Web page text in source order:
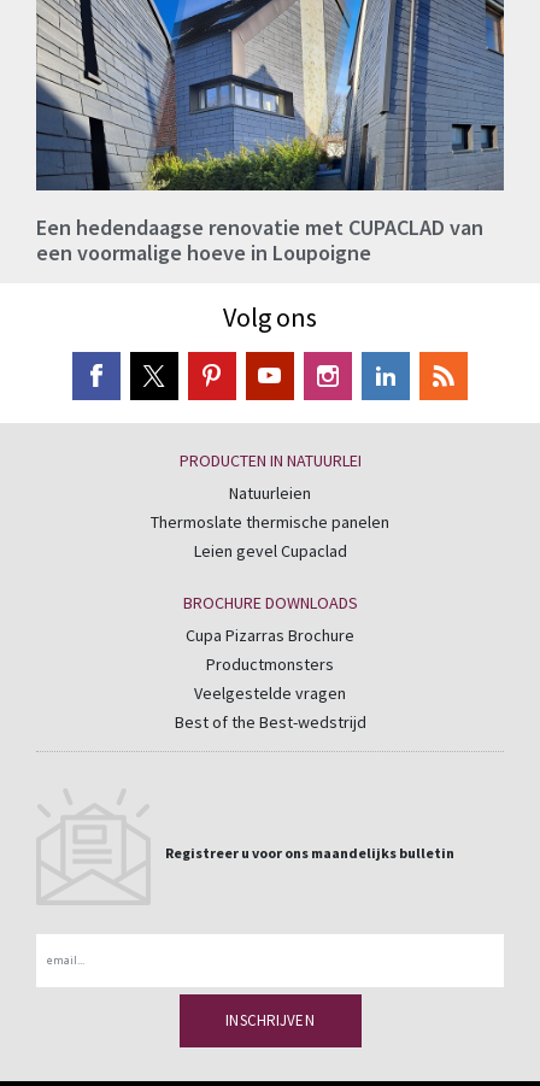
Een hedendaagse renovatie met CUPACLAD van
een voormalige hoeve in Loupoigne
Volg ons
PRODUCTEN IN NATUURLEI
Natuurleien
Thermoslate thermische panelen
Leien gevel Cupaclad
BROCHURE DOWNLOADS
Cupa Pizarras Brochure
Productmonsters
Veelgestelde vragen
Best of the Best-wedstrijd
Registreer u voor ons maandelijks bulletin